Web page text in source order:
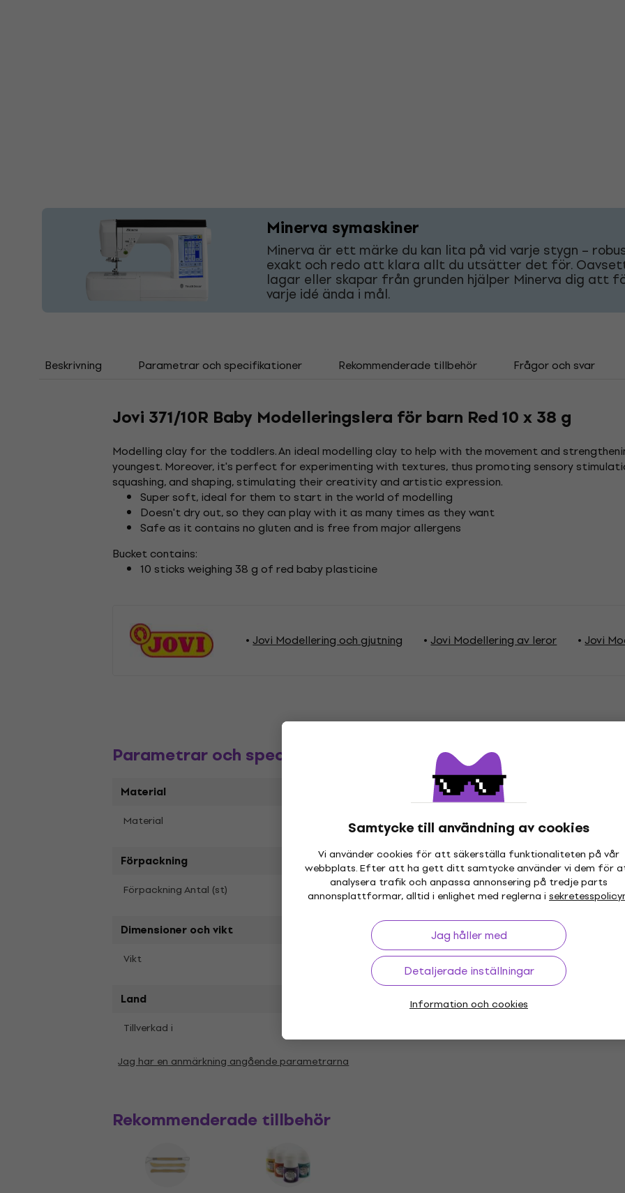
Samtycke till användning av cookies
Vi använder cookies för att säkerställa funktionaliteten på vår
webbplats. Efter att ha gett ditt samtycke använder vi dem för
analysera trafik och anpassa annonsering på tredje parts
annonsplattformar, alltid i enlighet med reglerna i
Jag håller med
Detaljerade inställningar
Information och cookies
Minerva symaskiner
Minerva är ett märke du kan lita på vid varje stygn –
exakt och redo att klara allt du utsätter det för.
lagar eller skapar från grunden hjälper Minerva dig att
varje idé ända i mål.
Beskrivning Parametrar och specifikationer Rekommenderade tillbehör Frågor och svar
Jovi 371/10R Baby Modelleringslera för barn Red 10 x 38 g
Modelling clay for the toddlers. An ideal modelling clay to help with the movement and
youngest. Moreover, it's perfect for experimenting with textures, thus promoting sensory
squashing, and shaping, stimulating their creativity and artistic expression.
Super soft, ideal for them to start in the world of modelling
Doesn't dry out, so they can play with it as many times as they want
Safe as it contains no gluten and is free from major allergens
Bucket contains:
10 sticks weighing 38 g of red baby plasticine
Jovi Modellering och gjutning Jovi Modellering av leror Jovi
Parametrar och specifikationer
Material
Material
Förpackning
Förpackning Antal (st)
Dimensioner och vikt
Vikt
Land
Tillverkad i
Jag har en anmärkning angående parametrarna
Rekommenderade tillbehör